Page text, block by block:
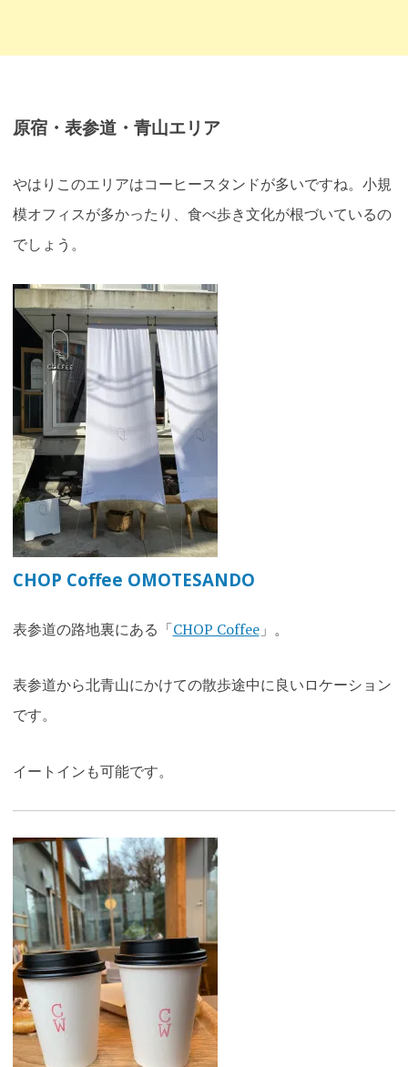
原宿・表参道・青山エリア
やはりこのエリアはコーヒースタンドが多いですね。小規
模オフィスが多かったり、食べ歩き文化が根づいているの
でしょう。
CHOP Coffee OMOTESANDO
表参道の路地裏にある「CHOP Coffee」。
表参道から北青山にかけての散歩途中に良いロケーション
です。
イートインも可能です。